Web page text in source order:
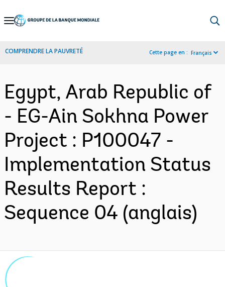
Skip
Navigation
COMPRENDRE LA PAUVRETÉ Cette page en : Français
Egypt, Arab Republic of
- EG-Ain Sokhna Power
Project : P100047 -
Implementation Status
Results Report :
Sequence 04 (anglais)